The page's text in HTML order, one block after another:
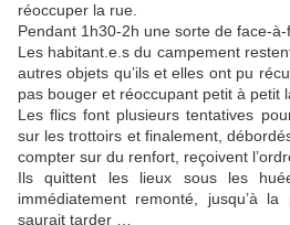
réoccuper la rue.
Pendant 1h30-2h une sorte de face-à-
Les habitant.e.s du campement
autres objets qu’ils et elles ont pu
pas bouger et réoccupant petit à petit
Les flics font plusieurs tentatives
sur les trottoirs et finalement,
compter sur du renfort, reçoivent
Ils quittent les lieux sous les
immédiatement remonté, jusqu’à
saurait tarder …